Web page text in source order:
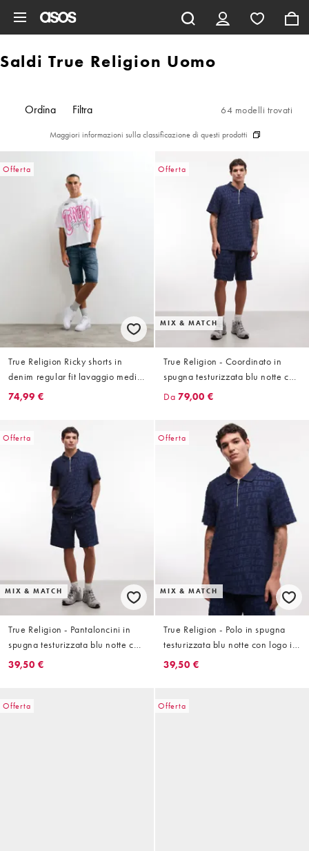
Saldi True Religion Uomo
Ordina Filtra 64 modelli trovati
Maggiori informazioni sulla classificazione di questi prodotti
Offerta
True Religion Ricky shorts in
denim regular fit lavaggio medio
blu
74,99 €
Offerta
MIX & MATCH
True Religion - Coordinato in
spugna testurizzata blu notte con
polo e pantaloncini
Da 79,00 €
Offerta
MIX & MATCH
True Religion - Pantaloncini in
spugna testurizzata blu notte con
logo in coordinato
39,50 €
Offerta
MIX & MATCH
True Religion - Polo in spugna
testurizzata blu notte con logo in
coordinato
39,50 €
Offerta Offerta